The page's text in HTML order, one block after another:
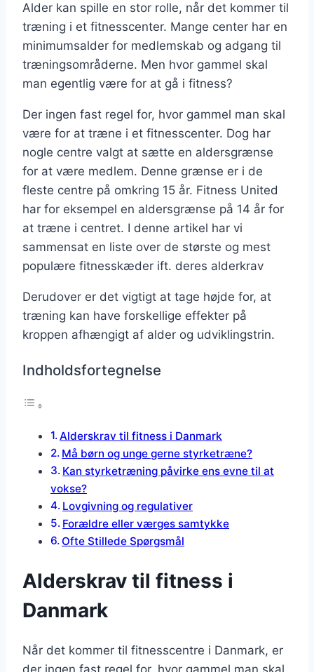
Alder kan spille en stor rolle, når det kommer til
træning i et fitnesscenter. Mange center har en
minimumsalder for medlemskab og adgang til
træningsområderne. Men hvor gammel skal
man egentlig være for at gå i fitness?
Der ingen fast regel for, hvor gammel man skal
være for at træne i et fitnesscenter. Dog har
nogle centre valgt at sætte en aldersgrænse
for at være medlem. Denne grænse er i de
fleste centre på omkring 15 år. Fitness United
har for eksempel en aldersgrænse på 14 år for
at træne i centret. I denne artikel har vi
sammensat en liste over de største og mest
populære fitnesskæder ift. deres alderkrav
Derudover er det vigtigt at tage højde for, at
træning kan have forskellige effekter på
kroppen afhængigt af alder og udviklingstrin.
Indholdsfortegnelse
Alderskrav til fitness i Danmark
Må børn og unge gerne styrketræne?
Kan styrketræning påvirke ens evne til at
vokse?
Lovgivning og regulativer
Forældre eller værges samtykke
Ofte Stillede Spørgsmål
Alderskrav til fitness i
Danmark
Når det kommer til fitnesscentre i Danmark, er